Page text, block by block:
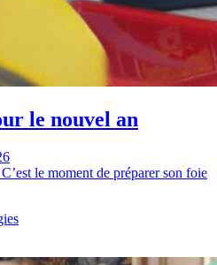
le nouvel an
le moment de préparer son foie